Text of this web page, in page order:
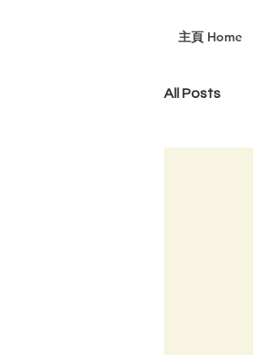
主頁 Home
All Posts